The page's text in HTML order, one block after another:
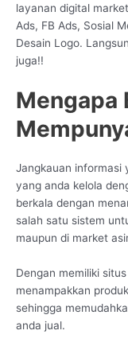
layanan digital
Ads, FB Ads, Sosial
Desain Logo.
juga!!
Mengapa
Jangkauan informasi
yang anda kelola
berkala dengan
salah satu sistem
maupun di market
Dengan memiliki
menampakkan
sehingga
anda jual.